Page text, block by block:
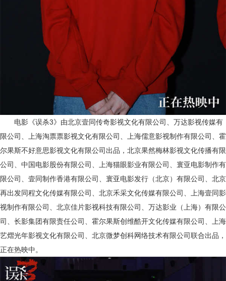
电影《误杀3》由北京壹同传奇影视文化有限公司、万达影视传媒有
限公司、上海淘票票影视文化有限公司、上海儒意影视制作有限公司、霍
尔果斯不好意思影视文化有限公司出品，北京果然梅林影视文化传播有限
公司、中国电影股份有限公司、上海猫眼影业有限公司、寰亚电影制作有
限公司、壹同制作香港有限公司、寰亚电影发行（北京）有限公司、北京
再出发同程文化传媒有限公司、北京禾采文化传媒有限公司、上海壹同影
视制作有限公司、北京佳片影视科技有限公司、万达影业（上海）有限公
司、长影集团有限责任公司、霍尔果斯创维酷开文化传媒有限公司、上海
艺熠光年影视文化有限公司、北京微梦创科网络技术有限公司联合出品，
正在热映中 。